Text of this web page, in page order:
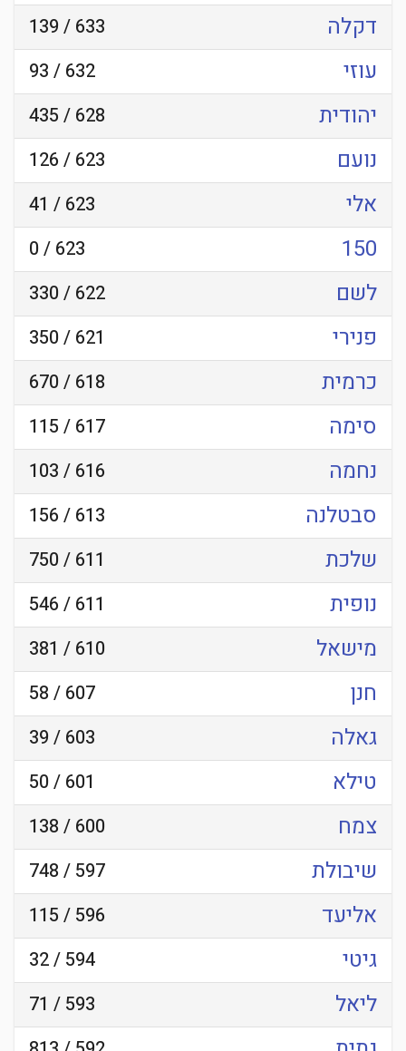
דקלה 633 / 139
עוזי 632 / 93
יהודית 628 / 435
נועם 623 / 126
אלי 623 / 41
150
623 / 0
לשם 622 / 330
פנירי 621 / 350
כרמית 618 / 670
סימה 617 / 115
נחמה 616 / 103
סבטלנה 613 / 156
שלכת 611 / 750
נופית 611 / 546
מישאל 610 / 381
חנן 607 / 58
גאלה 603 / 39
טילא 601 / 50
צמח 600 / 138
שיבולת 597 / 748
אליעד 596 / 115
גיטי 594 / 32
ליאל 593 / 71